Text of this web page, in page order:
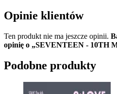
Opinie klientów
Ten produkt nie ma jeszcze opinii.
opinię o „SEVENTEEN - 10TH
Podobne produkty